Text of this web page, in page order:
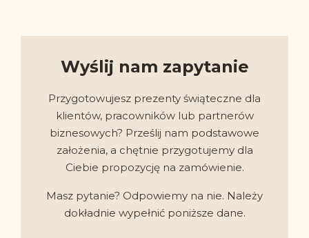
Wyślij nam zapytanie
Przygotowujesz prezenty świąteczne dla
klientów, pracowników lub partnerów
biznesowych? Prześlij nam podstawowe
założenia, a chętnie przygotujemy dla
Ciebie propozycję na zamówienie.
Masz pytanie? Odpowiemy na nie. Należy
dokładnie wypełnić poniższe dane.